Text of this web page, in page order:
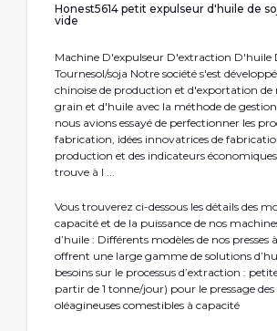
Honest5614 petit expulseur d'huile de
vide
Machine D'expulseur D'extraction D'huile
Tournesol/soja Notre société s'est
chinoise de production et d'exportation de
grain et d'huile avec la méthode de
nous avions essayé de perfectionner les
fabrication, idées innovatrices de
production et des indicateurs
trouve à l ...
Vous trouverez ci-dessous les détails des
capacité et de la puissance de nos
d’huile : Différents modèles de nos presses
offrent une large gamme de solutions
besoins sur le processus d’extraction :
partir de 1 tonne/jour) pour le pressage
oléagineuses comestibles à capacité